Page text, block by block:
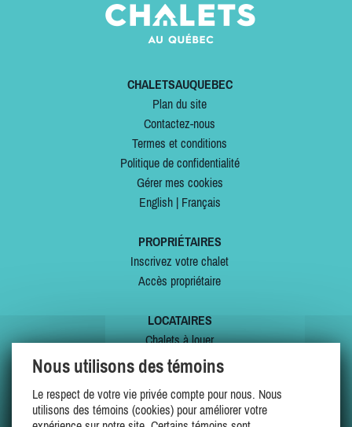
CHALETSAUQUEBEC
Plan du site
Contactez-nous
Termes et conditions
Politique de confidentialité
Gérer mes cookies
English| Français
PROPRIÉTAIRES
Inscrivez votre chalet
Accès propriétaire
LOCATAIRES
Chalets à louer
Chalets à vendre
Offres spéciales
Mes favoris
Nous utilisons des témoins
Le respect de votre vie privée compte pour nous. Nous
utilisons des témoins (cookies) pour améliorer votre